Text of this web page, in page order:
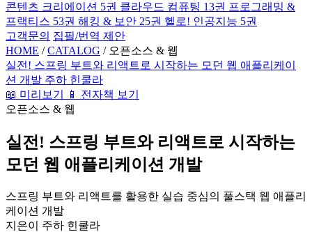
콘텐츠 크리에이션 5권 클라우드 컴퓨팅 13권 프로그래밍 &
프랙티스 53권 해킹 & 보안 25권 헬로! 인공지능 5권
고객문의 집필/번역 제안
HOME / CATALOG / 오픈소스 & 웹
실전! 스프링 부트와 리액트로 시작하는 모던 웹 애플리케이
션 개발 주하 힌쿨라
📖 미리보기
📱 전자책 보기
오픈소스 & 웹
실전! 스프링 부트와 리액트로 시작하는
모던 웹 애플리케이션 개발
스프링 부트와 리액트를 활용한 실습 중심의 풀스택 웹 애플리
케이션 개발
지은이
주하 힌쿨라